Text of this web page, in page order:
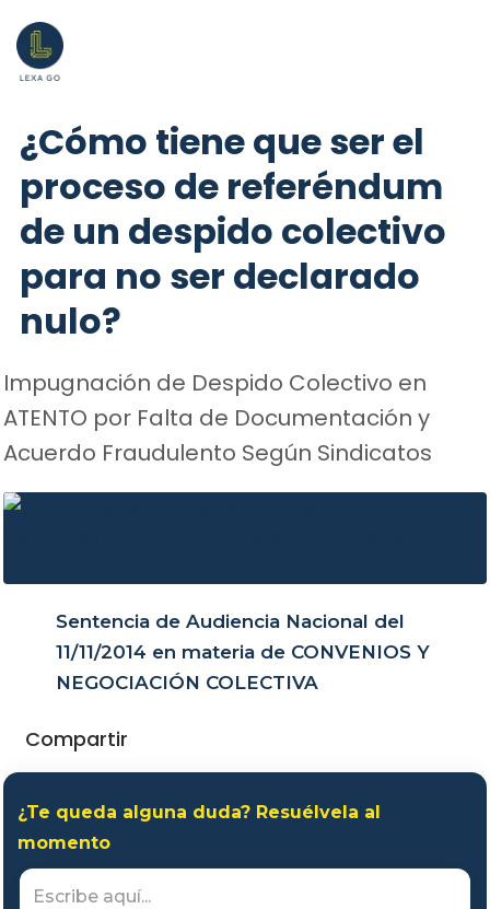
¿Cómo tiene que ser el
proceso de referéndum
de un despido colectivo
para no ser declarado
nulo?
Impugnación de Despido Colectivo en
ATENTO por Falta de Documentación y
Acuerdo Fraudulento Según Sindicatos
Sentencia de Audiencia Nacional del
11/11/2014 en materia de CONVENIOS Y
NEGOCIACIÓN COLECTIVA
Compartir
¿Te queda alguna duda? Resuélvela al
momento